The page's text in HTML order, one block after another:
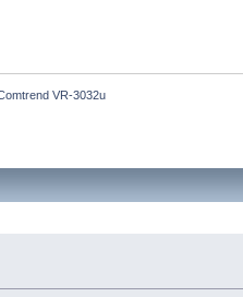
VR-3032u